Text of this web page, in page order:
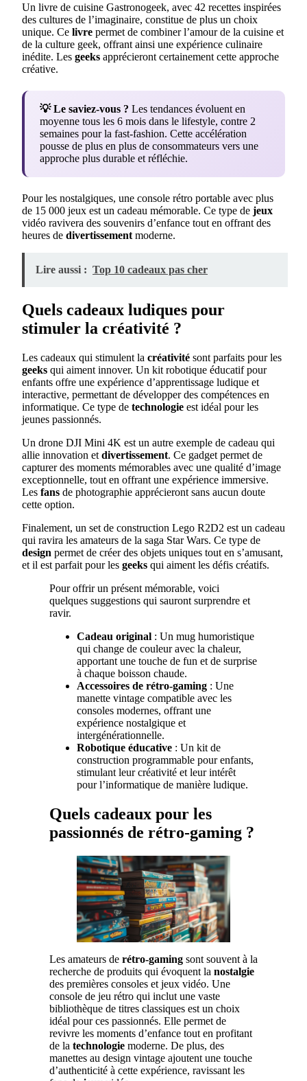
Un livre de cuisine Gastronogeek, avec 42 recettes inspirées
des cultures de l’imaginaire, constitue de plus un choix
unique. Ce livre permet de combiner l’amour de la cuisine et
de la culture geek, offrant ainsi une expérience culinaire
inédite. Les geeks apprécieront certainement cette approche
créative.
💡 Le saviez-vous ? Les tendances évoluent en
moyenne tous les 6 mois dans le lifestyle, contre 2
semaines pour la fast-fashion. Cette accélération
pousse de plus en plus de consommateurs vers une
approche plus durable et réfléchie.
Pour les nostalgiques, une console rétro portable avec plus
de 15 000 jeux est un cadeau mémorable. Ce type de jeux
vidéo ravivera des souvenirs d’enfance tout en offrant des
heures de divertissementmoderne.
Lire aussi : Top 10 cadeaux pas cher
Quels cadeaux ludiques pour
stimuler la créativité ?
Les cadeaux qui stimulent la créativité sont parfaits pour les
geeks qui aiment innover. Un kit robotique éducatif pour
enfants offre une expérience d’apprentissage ludique et
interactive, permettant de développer des compétences en
informatique. Ce type de technologie est idéal pour les
jeunes passionnés.
Un drone DJI Mini 4K est un autre exemple de cadeau qui
allie innovation et divertissement. Ce gadget permet de
capturer des moments mémorables avec une qualité d’image
exceptionnelle, tout en offrant une expérience immersive.
Les fans de photographie apprécieront sans aucun doute
cette option.
Finalement, un set de construction Lego R2D2 est un cadeau
qui ravira les amateurs de la saga Star Wars. Ce type de
design permet de créer des objets uniques tout en s’amusant,
et il est parfait pour les geeks qui aiment les défis créatifs.
Pour offrir un présent mémorable, voici
quelques suggestions qui sauront surprendre et
ravir.
Cadeau original : Un mug humoristique
qui change de couleur avec la chaleur,
apportant une touche de fun et de surprise
à chaque boisson chaude.
Accessoires de rétro-gaming : Une
manette vintage compatible avec les
consoles modernes, offrant une
expérience nostalgique et
intergénérationnelle.
Robotique éducative : Un kit de
construction programmable pour enfants,
stimulant leur créativité et leur intérêt
pour l’informatique de manière ludique.
Quels cadeaux pour les
passionnés de rétro-gaming ?
Les amateurs de rétro-gaming sont souvent à la
recherche de produits qui évoquent la nostalgie
des premières consoles et jeux vidéo. Une
console de jeu rétro qui inclut une vaste
bibliothèque de titres classiques est un choix
idéal pour ces passionnés. Elle permet de
revivre les moments d’enfance tout en profitant
de la technologie moderne. De plus, des
manettes au design vintage ajoutent une touche
d’authenticité à cette expérience, ravissant les